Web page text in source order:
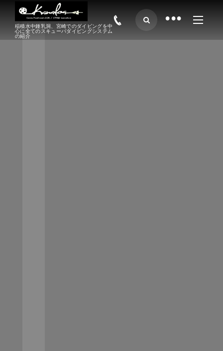
稲積水中鍾乳洞、宮崎でのダイビングを中
心に全てのスキューバダイビングシステム
の紹介
•